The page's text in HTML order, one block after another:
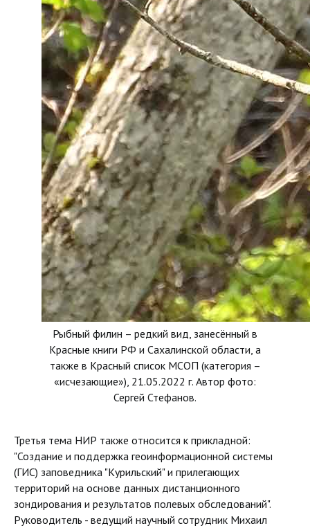
Рыбный филин – редкий вид, занесённый в
Красные книги РФ и Сахалинской области, а
также в Красный список МСОП (категория –
«исчезающие»), 21.05.2022 г. Автор фото:
Сергей Стефанов.
Третья тема НИР также относится к прикладной:
"Создание и поддержка геоинформационной системы
(ГИС) заповедника "Курильский" и прилегающих
территорий на основе данных дистанционного
зондирования и результатов полевых обследований".
Руководитель - ведущий научный сотрудник Михаил